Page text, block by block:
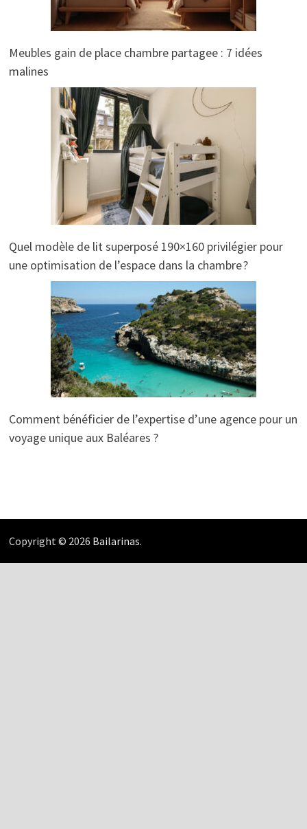
Meubles gain de place chambre partagee : 7 idées
malines
Quel modèle de lit superposé 190×160 privilégier pour
une optimisation de l’espace dans la chambre ?
Comment bénéficier de l’expertise d’une agence pour un
voyage unique aux Baléares ?
Copyright © 2026 Bailarinas.